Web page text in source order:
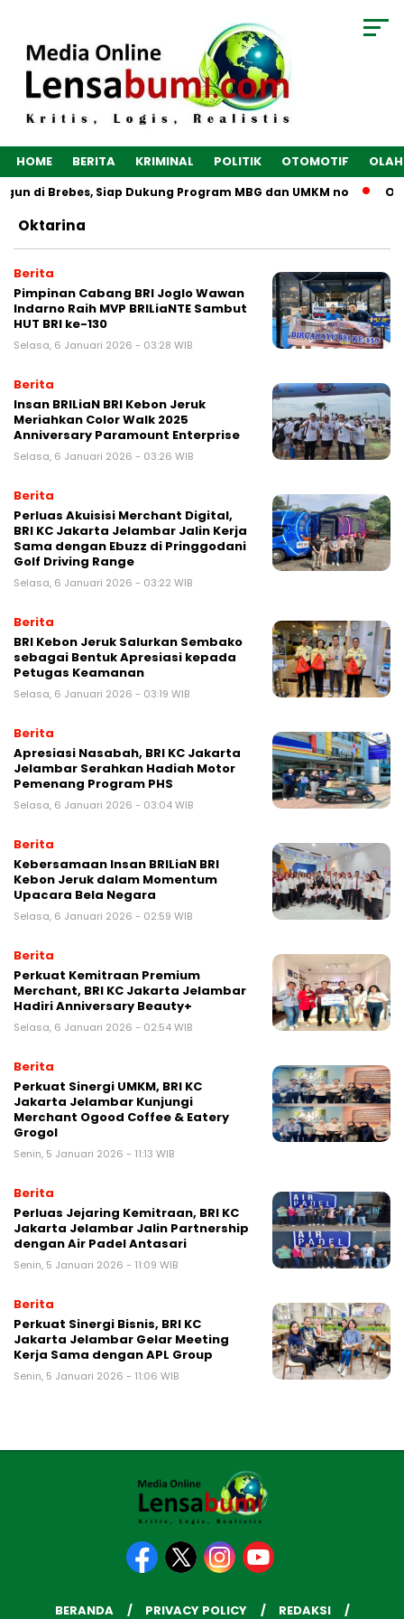
HOME BERITA KRIMINAL POLITIK OTOMOTIF
di Brebes, Siap Dukung Program MBG dan UMKM no
Oktarina
Berita
Pimpinan Cabang BRI Joglo Wawan
Indarno Raih MVP BRILiaNTE Sambut
HUT BRI ke-130
Selasa, 6 Januari 2026 - 03:28 WIB
Berita
Insan BRILiaN BRI Kebon Jeruk
Meriahkan Color Walk 2025
Anniversary Paramount Enterprise
Selasa, 6 Januari 2026 - 03:26 WIB
Berita
Perluas Akuisisi Merchant Digital,
BRI KC Jakarta Jelambar Jalin Kerja
Sama dengan Ebuzz di Pringgodani
Golf Driving Range
Selasa, 6 Januari 2026 - 03:22 WIB
Berita
BRI Kebon Jeruk Salurkan Sembako
sebagai Bentuk Apresiasi kepada
Petugas Keamanan
Selasa, 6 Januari 2026 - 03:19 WIB
Berita
Apresiasi Nasabah, BRI KC Jakarta
Jelambar Serahkan Hadiah Motor
Pemenang Program PHS
Selasa, 6 Januari 2026 - 03:04 WIB
Berita
Kebersamaan Insan BRILiaN BRI
Kebon Jeruk dalam Momentum
Upacara Bela Negara
Selasa, 6 Januari 2026 - 02:59 WIB
Berita
Perkuat Kemitraan Premium
Merchant, BRI KC Jakarta Jelambar
Hadiri Anniversary Beauty+
Selasa, 6 Januari 2026 - 02:54 WIB
Berita
Perkuat Sinergi UMKM, BRI KC
Jakarta Jelambar Kunjungi
Merchant Ogood Coffee & Eatery
Grogol
Senin, 5 Januari 2026 - 11:13 WIB
Berita
Perluas Jejaring Kemitraan, BRI KC
Jakarta Jelambar Jalin Partnership
dengan Air Padel Antasari
Senin, 5 Januari 2026 - 11:09 WIB
Berita
Perkuat Sinergi Bisnis, BRI KC
Jakarta Jelambar Gelar Meeting
Kerja Sama dengan APL Group
Senin, 5 Januari 2026 - 11:06 WIB
BERANDA PRIVACY POLICY REDAKSI